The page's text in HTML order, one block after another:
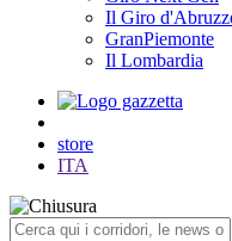
Il Giro
GranPiemonte
Il Lombardia
store
ITA